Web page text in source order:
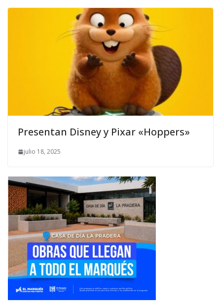
Presentan Disney y Pixar «Hoppers»
julio 18, 2025